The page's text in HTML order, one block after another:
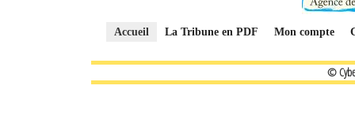
Accueil La Tribune en PDF Mon compte
©